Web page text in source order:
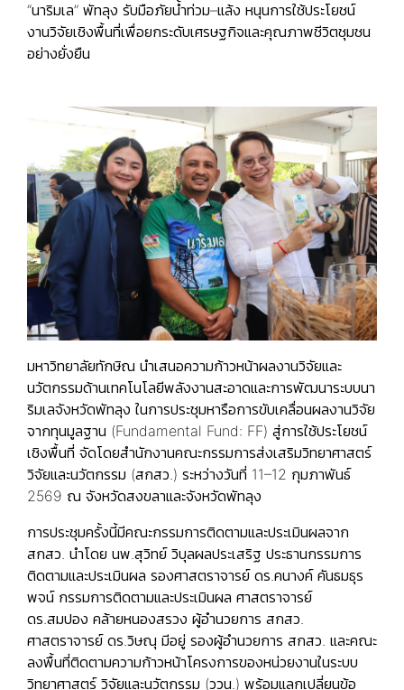
“นาริมเล” พัทลุง รับมือภัยน้ำท่วม–แล้ง หนุนการใช้ประโยชน์
งานวิจัยเชิงพื้นที่เพื่อยกระดับเศรษฐกิจและคุณภาพชีวิตชุมชน
อย่างยั่งยืน
มหาวิทยาลัยทักษิณ นำเสนอความก้าวหน้าผลงานวิจัยและ
นวัตกรรมด้านเทคโนโลยีพลังงานสะอาดและการพัฒนาระบบนา
ริมเลจังหวัดพัทลุง ในการประชุมหารือการขับเคลื่อนผลงานวิจัย
จากทุนมูลฐาน (Fundamental Fund: FF) สู่การใช้ประโยชน์
เชิงพื้นที่ จัดโดยสำนักงานคณะกรรมการส่งเสริมวิทยาศาสตร์
วิจัยและนวัตกรรม (สกสว.) ระหว่างวันที่ 11–12 กุมภาพันธ์
2569 ณ จังหวัดสงขลาและจังหวัดพัทลุง
การประชุมครั้งนี้มีคณะกรรมการติดตามและประเมินผลจาก
สกสว. นำโดย นพ.สุวิทย์ วิบุลผลประเสริฐ ประธานกรรมการ
ติดตามและประเมินผล รองศาสตราจารย์ ดร.คนางค์ คันธมธุร
พจน์ กรรมการติดตามและประเมินผล ศาสตราจารย์
ดร.สมปอง คล้ายหนองสรวง ผู้อำนวยการ สกสว.
ศาสตราจารย์ ดร.วิษณุ มีอยู่ รองผู้อำนวยการ สกสว. และคณะ
ลงพื้นที่ติดตามความก้าวหน้าโครงการของหน่วยงานในระบบ
วิทยาศาสตร์ วิจัยและนวัตกรรม (ววน.) พร้อมแลกเปลี่ยนข้อ